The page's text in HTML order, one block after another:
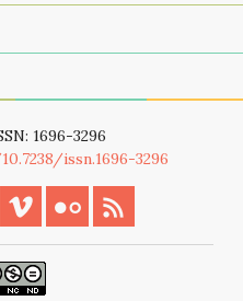
1696-3296
issn.1696-3296